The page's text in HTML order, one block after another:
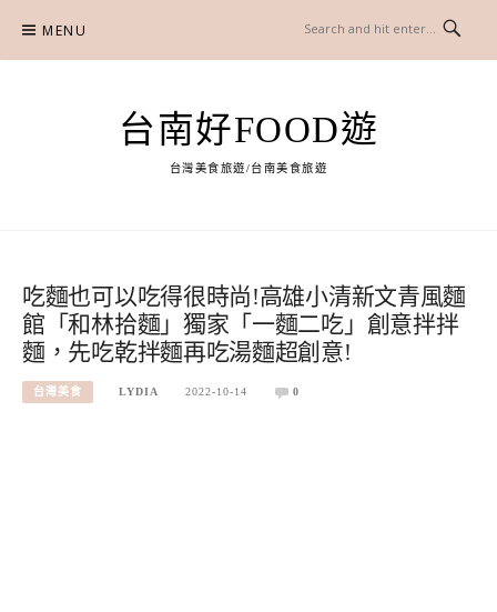
content
MENU
台南好FOOD遊
台灣美食旅遊/台南美食旅遊
吃麵也可以吃得很時尚!高雄小清新文青風麵
館「和林拾麵」獨家「一麵二吃」創意拌拌
麵，先吃乾拌麵再吃湯麵超創意!
台灣美食 LYDIA 2022-10-14 0